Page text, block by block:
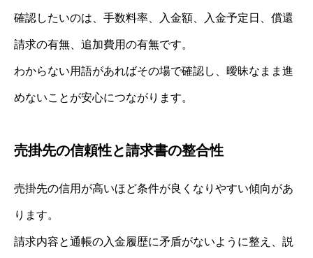
確認したいのは、手数料率、入金額、入金予定日、償還
請求の有無、追加費用の有無です。
わからない用語があればその場で確認し、曖昧なまま進
めないことが安心につながります。
売掛先の信頼性と請求書の整合性
売掛先の信用が高いほど条件が良くなりやすい傾向があ
ります。
請求内容と通帳の入金履歴に矛盾がないように整え、説